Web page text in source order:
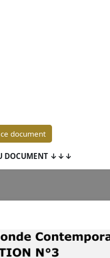
document
DOCUMENT ↓↓↓